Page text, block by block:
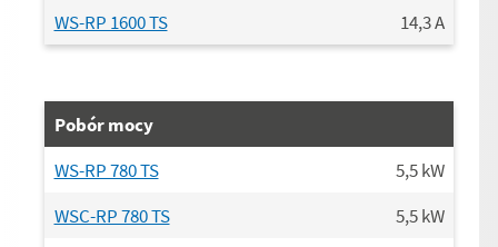
WS-RP 1600 TS
14,3A
Pobór mocy
WS-RP 780 TS
5,5kW
WSC-RP 780 TS
5,5kW